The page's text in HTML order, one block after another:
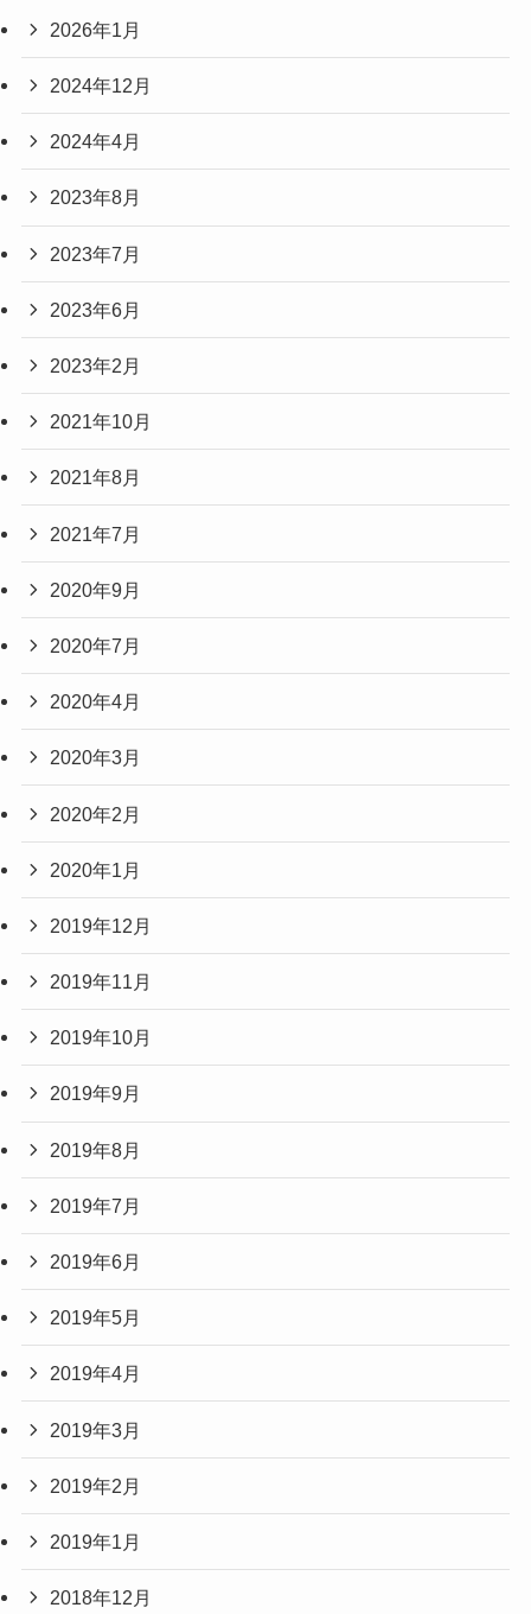
2026年1月
2024年12月
2024年4月
2023年8月
2023年7月
2023年6月
2023年2月
2021年10月
2021年8月
2021年7月
2020年9月
2020年7月
2020年4月
2020年3月
2020年2月
2020年1月
2019年12月
2019年11月
2019年10月
2019年9月
2019年8月
2019年7月
2019年6月
2019年5月
2019年4月
2019年3月
2019年2月
2019年1月
2018年12月